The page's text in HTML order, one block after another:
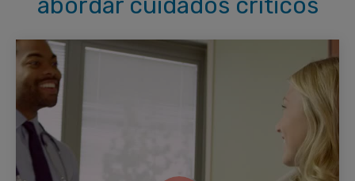
abordar cuidados críticos